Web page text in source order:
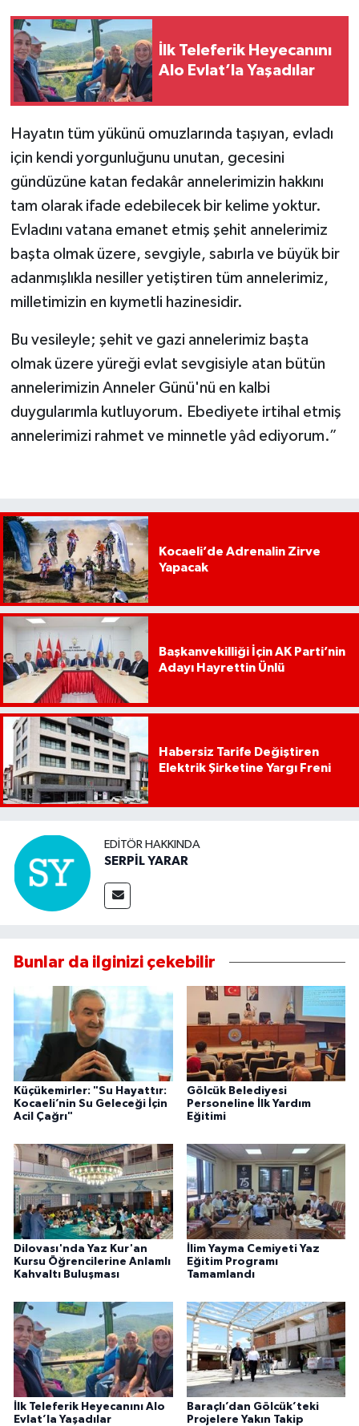
İlk Teleferik Heyecanını
Alo Evlat’la Yaşadılar
Hayatın tüm yükünü omuzlarında taşıyan, evladı
için kendi yorgunluğunu unutan, gecesini
gündüzüne katan fedakâr annelerimizin hakkını
tam olarak ifade edebilecek bir kelime yoktur.
Evladını vatana emanet etmiş şehit annelerimiz
başta olmak üzere, sevgiyle, sabırla ve büyük bir
adanmışlıkla nesiller yetiştiren tüm annelerimiz,
milletimizin en kıymetli hazinesidir.
Bu vesileyle; şehit ve gazi annelerimiz başta
olmak üzere yüreği evlat sevgisiyle atan bütün
annelerimizin Anneler Günü'nü en kalbi
duygularımla kutluyorum. Ebediyete irtihal etmiş
annelerimizi rahmet ve minnetle yâd ediyorum.”
Kocaeli’de Adrenalin Zirve
Yapacak
Başkanvekilliği İçin AK Parti’nin
Adayı Hayrettin Ünlü
Habersiz Tarife Değiştiren
Elektrik Şirketine Yargı Freni
EDITÖR HAKKINDA
SERPİL YARAR
Bunlar da ilginizi çekebilir
Küçükemirler: "Su Hayattır:
Kocaeli’nin Su Geleceği İçin
Acil Çağrı"
Gölcük Belediyesi
Personeline İlk Yardım
Eğitimi
Dilovası'nda Yaz Kur'an
Kursu Öğrencilerine Anlamlı
Kahvaltı Buluşması
İlim Yayma Cemiyeti Yaz
Eğitim Programı
Tamamlandı
İlk Teleferik Heyecanını Alo
Evlat’la Yaşadılar
Baraçlı’dan Gölcük’teki
Projelere Yakın Takip